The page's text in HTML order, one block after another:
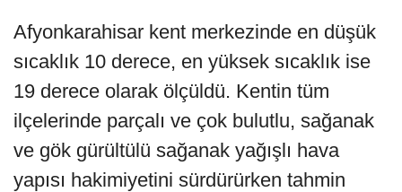
Afyonkarahisar kent merkezinde en düşük
sıcaklık 10 derece, en yüksek sıcaklık ise
19 derece olarak ölçüldü. Kentin tüm
ilçelerinde parçalı ve çok bulutlu, sağanak
ve gök gürültülü sağanak yağışlı hava
yapısı hakimiyetini sürdürürken tahmin